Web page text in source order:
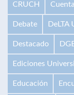
CRUCH
Debate DeLTA
Destacado
Ediciones
Educación